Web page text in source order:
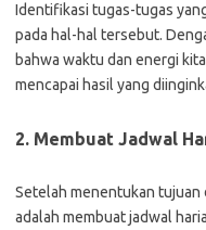
Identifikasi tugas-tugas
pada hal-hal tersebut.
bahwa waktu dan energi
mencapai hasil yang
2. Membuat Jadwal
Setelah menentukan tujuan
adalah membuat jadwal